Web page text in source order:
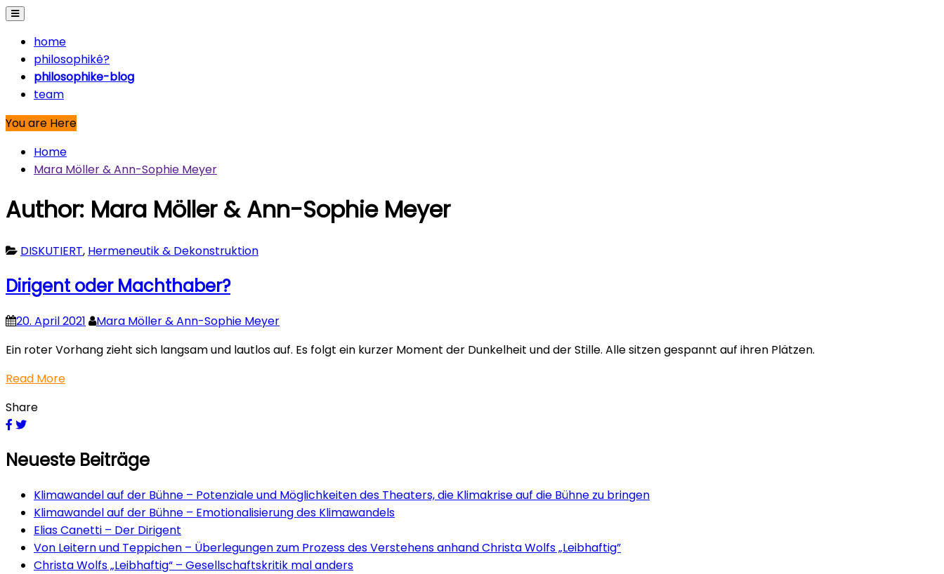
home
philosophikê?
philosophike-blog
team
You are Here
Home
Mara Möller & Ann-Sophie Meyer
Author: Mara Möller & Ann-Sophie Meyer
DISKUTIERT, Hermeneutik & Dekonstruktion
Dirigent oder Machthaber?
20. April 2021
Mara Möller & Ann-Sophie Meyer
Ein roter Vorhang zieht sich langsam und lautlos auf. Es folgt ein kurzer Moment der Dunkelheit und der Stille. Alle sitzen gespannt auf ihren Plätzen.
Read More
Share
Neueste Beiträge
Klimawandel auf der Bühne – Potenziale und Möglichkeiten des Theaters, die Klimakrise auf die Bühne zu bringen
Klimawandel auf der Bühne – Emotionalisierung des Klimawandels
Elias Canetti – Der Dirigent
Von Leitern und Teppichen – Überlegungen zum Prozess des Verstehens anhand Christa Wolfs „Leibhaftig”
Christa Wolfs „Leibhaftig“ – Gesellschaftskritik mal anders